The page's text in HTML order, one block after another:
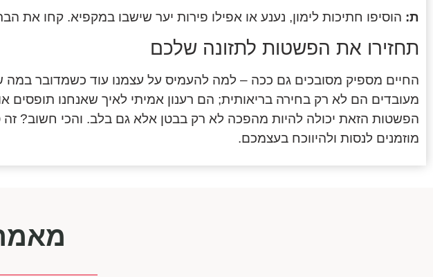
ת: הוסיפו חתיכות לימון, נענע או אפילו פירות יער שישבו במקפיא. קחו את
תחזירו את הפשטות לתזונה שלכם
החיים מספיק מסובכים גם ככה – למה להעמיס על עצמנו עוד כשמדובר במה
מעובדים הם לא רק בחירה בריאותית; הם רענון אמיתי לאיך שאנחנו תופסים
הפשטות הזאת יכולה להיות מהפכה לא רק בבטן אלא גם בלב. והכי חשוב?
מוזמנים לנסות ולהיווכח בעצמכם.